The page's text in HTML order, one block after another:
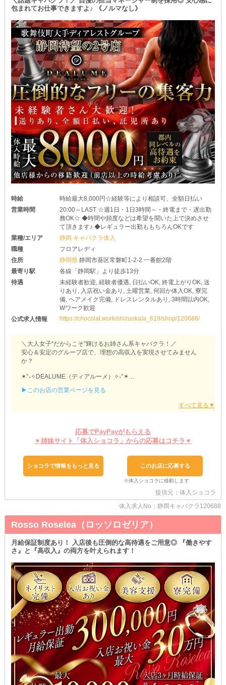
お店を探している経験の少ない不安を持った子はぜひ一度面接、体
包まれてお仕事できますよ♪ 《ノルマなし》
時給
時給最大8,000円☆経験等により相談可、全額日払い
営業時間
20:00～LAST ☆週1日・1日3時間～・終電まで・遅出勤
務OK☆ ◆時間や頻度などは希望を聞いた上で決めさせ
て頂きます♪ ◆レギュラー出勤ももちろんOKです
業種/エリア
静岡 キャバクラ体入
職種
フロアレディ
住所
静岡県静岡市葵区常磐町1-2-2 一番館2階
最寄り駅
各線「静岡駅」より徒歩13分
待遇
未経験者歓迎, 経験者優遇, 日払いOK, 終電上がりOK, 送
りあり, 入店祝い金あり, 土曜営業, 何回か体入OK, 寮完
備, ヘアメイク完備, ドレスレンタルあり, 3時間以内OK,
Wワーク歓迎
公式求人情報
https://chocolat.work/shizuoka/a_619/shop/120688/
＼大人女子“だからこそ”輝けるお姉さん系キャバクラ！／
安心＆安定のグループ店で、理想の高収入を実現させてみません
か？
✶°˖✧DEALUME（ディアルーメ）✧˖°✶
▽退勤後のサポートあり
タイパよく移動できるうえ、身バレ対策になるのも嬉しいポイント
です！
▽飲めなくても大丈夫
￣￣￣￣￣￣￣￣￣￣￣￣
店内には《ソフトドリンク》をストックしています♪
そのためお酒が苦手な方もお茶やジュースで接客することが可能！
万が一勧められても、スタッフがさりげなくフォローするのでご安
心ください◎
また飲まない日は《マイカー通勤》をすることもできます！
▽金欠生活とはおさらば
￣￣￣￣￣￣￣￣￣￣￣￣
本入後も《日払い》に対応◎
働いたその日にお給料をもらえるため、すぐに“稼ぎ”を実感するこ
お財布が潤うから自然とモチベーションも高まることでしょう！
どうぞ当店でリッチライフを築きあげてくださいね◎
～託児所＆寮を完備～
始めるうえで何かお困りごとがあれば遠慮なくご相談を♪
万全の準備を整えてお待ちしています◎
▶このお店の営業ページを見る
応募でPayPayがもらえる
▼姉妹サイト「体入ショコラ」からの応募はコチラ▼
ショコラで情報をもっと見る このお店に応募する
提供元：体入ショコラ
体入求人No：静岡キャバクラ120688
Rosso Roselea（ロッソロゼリア）
月給保証制度あり！ 入店後も圧倒的な高待遇をご用意◎ 『働きやす
さ』と『高収入』の両方を叶えられます！